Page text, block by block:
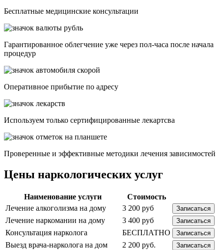
Бесплатные медицинские консультации
Гарантированное облегчение уже через пол-часа после начала
процедур
Опеpативное прибытие по адресу
Используем только сертифицированные лекартсва
Проверенные и эффективные методики лечения зависимостей
Цены наркологических услуг
Наименование услуги
Стоимость
Лечение алкоголизма на дому
3 200 руб Записаться
Лечение наркомании на дому 3 400 руб Записаться
Консультация нарколога БЕСПЛАТНО Записаться
Выезд врача-нарколога на дом 2 200 руб. Записаться